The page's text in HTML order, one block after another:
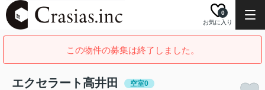
お気に入り
0
この物件の募集は終了しました。
エクセラート高井田 空室0